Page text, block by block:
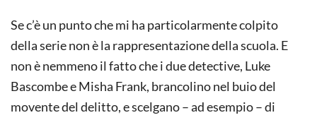
Se c’è un punto che mi ha particolarmente colpito
della serie non è la rappresentazione della scuola. E
non è nemmeno il fatto che i due detective, Luke
Bascombe e Misha Frank, brancolino nel buio del
movente del delitto, e scelgano – ad esempio – di